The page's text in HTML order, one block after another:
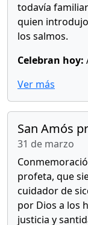
todavía
quien
los salmos.
Celebran hoy:
Ver más
San Amós
31 de marzo
profeta, que
cuidador de
por Dios a los
justicia y